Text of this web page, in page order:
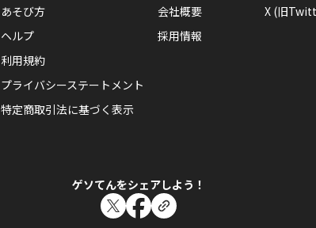
あそび方
ヘルプ
利用規約
プライバシーステートメント
特定商取引法に基づく表示
会社概要
採用情報
X (旧
ゲソてんをシェアしよう！